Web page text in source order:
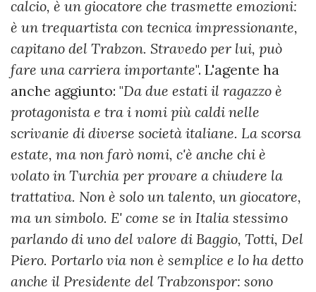
calcio, è un giocatore che trasmette emozioni:
è un trequartista con tecnica impressionante,
capitano del Trabzon. Stravedo per lui, può
fare una carriera importante". L'agente ha
anche aggiunto: "Da due estati il ragazzo è
protagonista e tra i nomi più caldi nelle
scrivanie di diverse società italiane. La scorsa
estate, ma non farò nomi, c'è anche chi è
volato in Turchia per provare a chiudere la
trattativa. Non è solo un talento, un giocatore,
ma un simbolo. E' come se in Italia stessimo
parlando di uno del valore di Baggio, Totti, Del
Piero. Portarlo via non è semplice e lo ha detto
anche il Presidente del Trabzonspor: sono